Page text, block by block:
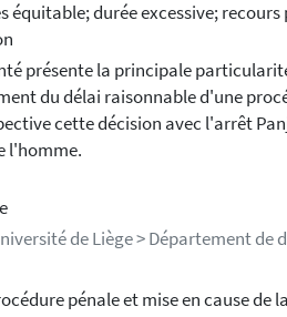
équitable; durée excessive;
présente la principale
du délai raisonnable d'une
cette décision avec l'arrêt
l'homme.
de Liège > Département
pénale et mise en cause